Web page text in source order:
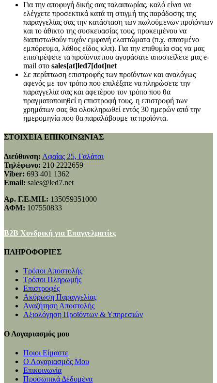
Για την αποφυγή δικής σας ταλαιπωρίας, καλό είναι να
ελέγχετε προσεκτικά κατά τη στιγμή της παράδοσης της
παραγγελίας σας την κατάσταση των πωλούμενων προϊόντων
και το άθικτο της συσκευασίας τους, προκειμένου να
διαπιστωθούν τυχόν εμφανή ελαττώματα (π.χ. σπασμένο
εμπόρευμα, λάθος είδος κλπ). Για την επιθυμία σας να μας
επιστρέψετε τα προϊόντα που αγοράσατε αποστείλετε μας e-
mail στο sales[at]led7[dot]net
Σε περίπτωση επιστροφής των προϊόντων και αναλόγως
αφενός με τον τρόπο που επιλέξατε να πληρώσετε την
παραγγελία σας και αφετέρου τον τρόπο που θα
πραγματοποιηθεί η επιστροφή τους, η επιστροφή των
χρημάτων σας θα ολοκληρωθεί εντός 30 ημερών από την
ημερομηνία που θα παραλάβουμε τα προϊόντα.
ΣΤΟΙΧΕΙΑ ΕΠΙΚΟΙΝΩΝΙΑΣ
Διεύθυνση: Αφαίας 25, Γαλάτσι
Τηλέφωνο: 210 2222659
Viber: 693 401 1362
Email: sales@led7.net
Αρ. Γ.Ε.ΜΗ.: 135059351000
ΑΦΜ: 107550833
B2B Χονδρική για Επαγγελματίες
ΠΛΗΡΟΦΟΡΙΕΣ
Τρόποι Αποστολής
Τρόποι Πληρωμής
Επιστροφές
Ακύρωση Παραγγελίας
Αναζήτηση Αποστολής
Αξιολόγηση Προϊόντων & Υπηρεσιών
Ο Λογαριασμός μου
Ποιοι Είμαστε
Ο Λογαριασμός Μου
Επικοινωνία
Προσωπικά Δεδομένα